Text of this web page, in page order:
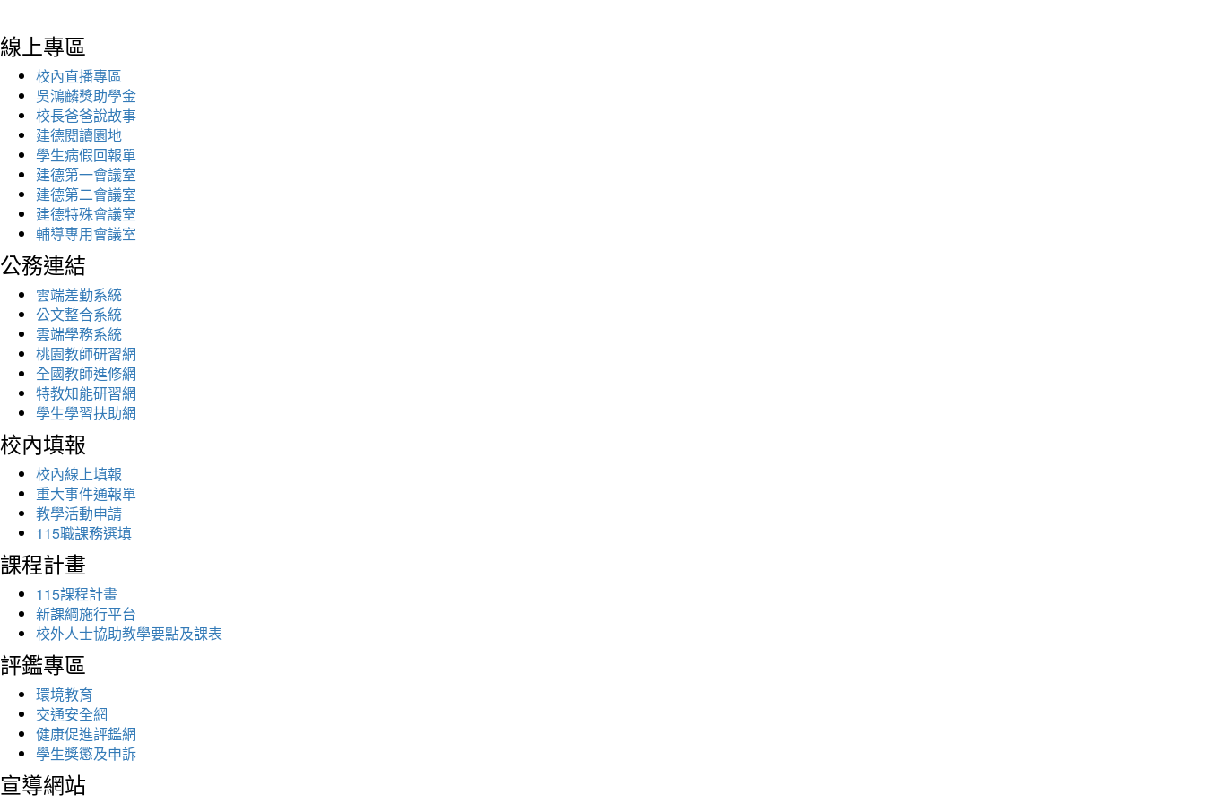
線上專區
校內直播專區
吳鴻麟獎助學金
校長爸爸說故事
建德閱讀園地
學生病假回報單
建德第一會議室
建德第二會議室
建德特殊會議室
輔導專用會議室
公務連結
雲端差勤系統
公文整合系統
雲端學務系統
桃園教師研習網
全國教師進修網
特教知能研習網
學生學習扶助網
校內填報
校內線上填報
重大事件通報單
教學活動申請
115職課務選填
課程計畫
115課程計畫
新課綱施行平台
校外人士協助教學要點及課表
評鑑專區
環境教育
交通安全網
健康促進評鑑網
學生獎懲及申訴
宣導網站